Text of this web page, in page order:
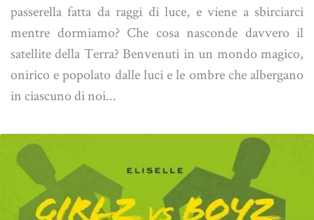
passerella fatta da raggi di luce, e viene a sbirciarci
mentre dormiamo? Che cosa nasconde davvero il
satellite della Terra? Benvenuti in un mondo magico,
onirico e popolato dalle luci e le ombre che albergano
in ciascuno di noi...